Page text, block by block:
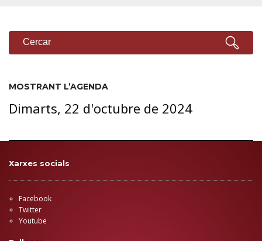
CERCADOR
Cercar
MOSTRANT L’AGENDA
Dimarts, 22 d'octubre de 2024
Xarxes socials
Facebook
Twitter
Youtube